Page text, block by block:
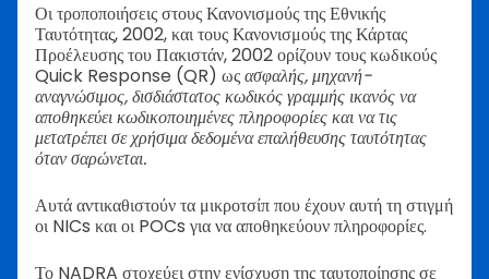
Οι τροποποιήσεις στους Κανονισμούς της Εθνικής
Ταυτότητας, 2002, και τους Κανονισμούς της Κάρτας
Προέλευσης του Πακιστάν, 2002 ορίζουν τους κωδικούς
Quick Response (QR) ωςασφαλής, μηχανή-
αναγνώσιμος, δισδιάστατος κωδικός γραμμής ικανός να
αποθηκεύει κωδικοποιημένες πληροφορίες και να τις
μετατρέπει σε χρήσιμα δεδομένα επαλήθευσης ταυτότητας
όταν σαρώνεται.
Αυτά αντικαθιστούν τα μικροτσίπ που έχουν αυτή τη στιγμή
οι NICs και οι POCs για να αποθηκεύουν πληροφορίες.
Το NADRA στοχεύει στην ενίσχυση της ταυτοποίησης σε